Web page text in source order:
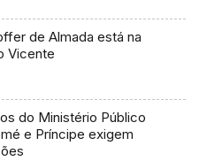
de Almada está na
Vicente
do Ministério Público
e Príncipe exigem